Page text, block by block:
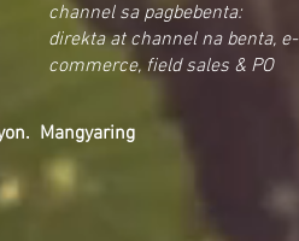
Mangyaring
channel sa pagbebenta:
direkta at channel na benta, e-
commerce, field sales & PO